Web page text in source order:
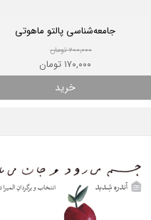
جامعه‌شناسی پالتو ماهوتی
۲۰۰,۰۰۰ تومان
۱۷۰,۰۰۰ تومان
خرید